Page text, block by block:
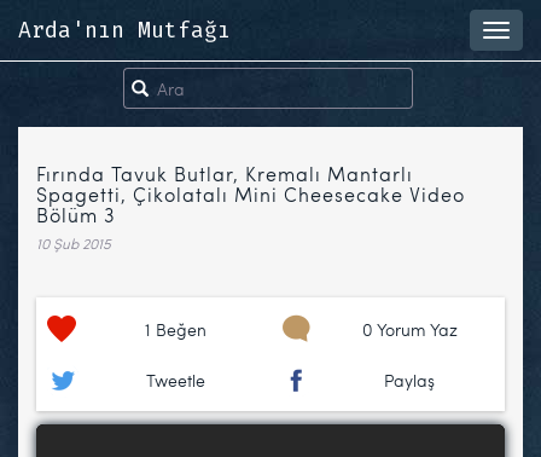
Arda'nın Mutfağı
Fırında Tavuk Butlar, Kremalı Mantarlı
Spagetti, Çikolatalı Mini Cheesecake Video
Bölüm 3
10 Şub 2015
1 Beğen 0 Yorum Yaz
Tweetle Paylaş